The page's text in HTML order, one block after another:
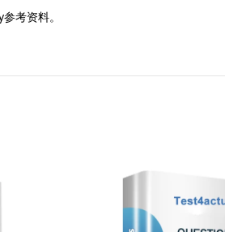
考资料。